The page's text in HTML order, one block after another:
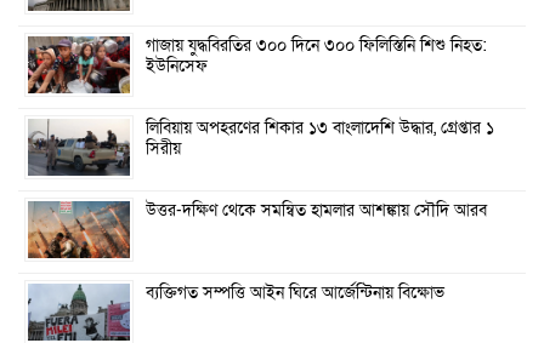
গাজায় যুদ্ধবিরতির ৩০০ দিনে ৩০০ ফিলিস্তিনি শিশু নিহত:
ইউনিসেফ
লিবিয়ায় অপহরণের শিকার ১৩ বাংলাদেশি উদ্ধার, গ্রেপ্তার ১
সিরীয়
উত্তর-দক্ষিণ থেকে সমন্বিত হামলার আশঙ্কায় সৌদি আরব
ব্যক্তিগত সম্পত্তি আইন ঘিরে আর্জেন্টিনায় বিক্ষোভ